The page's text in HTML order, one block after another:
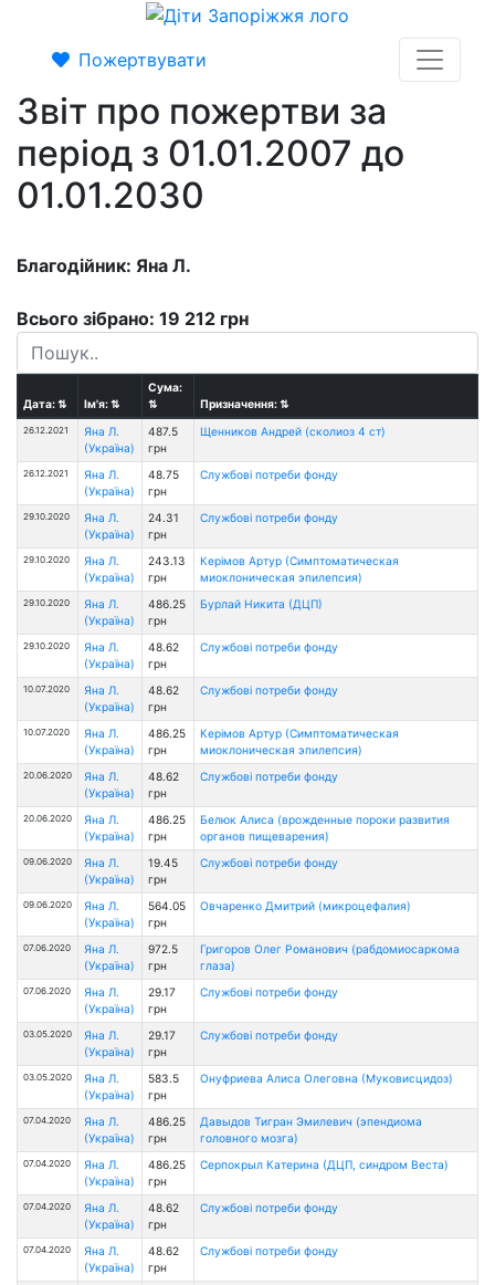
Пожертвувати
Звіт про пожертви за
період з 01.01.2007 до
01.01.2030
Благодійник: Яна Л.
Всього зібрано: 19 212 грн
Дата:⇅ Ім'я:⇅
Сума:
⇅
Призначення:⇅
26.12.2021
Яна Л.
(Україна)
487.5
грн
Щенников Андрей (сколиоз 4 ст)
26.12.2021
Яна Л.
(Україна)
48.75
грн
Службові потреби фонду
29.10.2020
Яна Л.
(Україна)
24.31
грн
Службові потреби фонду
29.10.2020
Яна Л.
(Україна)
243.13
грн
Керімов Артур (Симптоматическая
миоклоническая эпилепсия)
29.10.2020
Яна Л.
(Україна)
486.25
грн
Бурлай Никита (ДЦП)
29.10.2020
Яна Л.
(Україна)
48.62
грн
Службові потреби фонду
10.07.2020
Яна Л.
(Україна)
48.62
грн
Службові потреби фонду
10.07.2020
Яна Л.
(Україна)
486.25
грн
Керімов Артур (Симптоматическая
миоклоническая эпилепсия)
20.06.2020
Яна Л.
(Україна)
48.62
грн
Службові потреби фонду
20.06.2020
Яна Л.
(Україна)
486.25
грн
Белюк Алиса (врожденные пороки развития
органов пищеварения)
09.06.2020
Яна Л.
(Україна)
19.45
грн
Службові потреби фонду
09.06.2020
Яна Л.
(Україна)
564.05
грн
Овчаренко Дмитрий (микроцефалия)
07.06.2020
Яна Л.
(Україна)
972.5
грн
Григоров Олег Романович (рабдомиосаркома
глаза)
07.06.2020
Яна Л.
(Україна)
29.17
грн
Службові потреби фонду
03.05.2020
Яна Л.
(Україна)
29.17
грн
Службові потреби фонду
03.05.2020
Яна Л.
(Україна)
583.5
грн
Онуфриева Алиса Олеговна (Муковисцидоз)
07.04.2020
Яна Л.
(Україна)
486.25
грн
Давыдов Тигран Эмилевич (эпендиома
головного мозга)
07.04.2020
Яна Л.
(Україна)
486.25
грн
Серпокрыл Катерина (ДЦП, синдром Веста)
07.04.2020
Яна Л.
(Україна)
48.62
грн
Службові потреби фонду
07.04.2020
Яна Л.
(Україна)
48.62
грн
Службові потреби фонду